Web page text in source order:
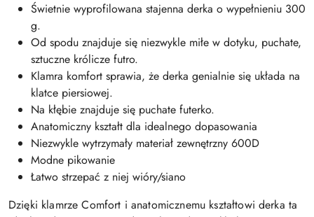
Świetnie wyprofilowana stajenna derka o wypełnieniu 300
g.
Od spodu znajduje się niezwykle miłe w dotyku, puchate,
sztuczne królicze futro.
Klamra komfort sprawia, że derka genialnie się układa na
klatce piersiowej.
Na kłębie znajduje się puchate futerko.
Anatomiczny kształt dla idealnego dopasowania
Niezwykle wytrzymały materiał zewnętrzny 600D
Modne pikowanie
Łatwo strzepać z niej wióry/siano
Dzięki klamrze Comfort i anatomicznemu kształtowi derka ta